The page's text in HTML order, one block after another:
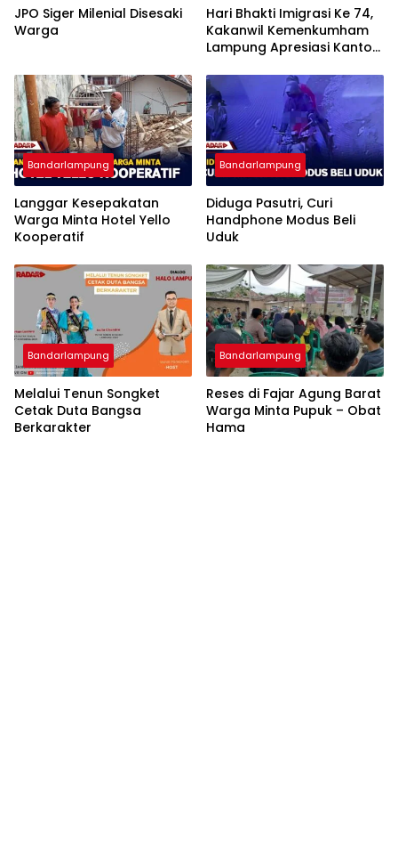
JPO Siger Milenial Disesaki
Warga
Hari Bhakti Imigrasi Ke 74,
Kakanwil Kemenkumham
Lampung Apresiasi Kantor
Bandarlampung
Langgar Kesepakatan
Warga Minta Hotel Yello
Kooperatif
Bandarlampung
Diduga Pasutri, Curi
Handphone Modus Beli
Uduk
Bandarlampung
Melalui Tenun Songket
Cetak Duta Bangsa
Berkarakter
Bandarlampung
Reses di Fajar Agung Barat
Warga Minta Pupuk – Obat
Hama